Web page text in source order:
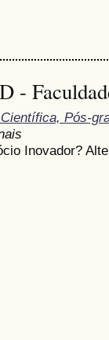
-
Pós-
Inovador?